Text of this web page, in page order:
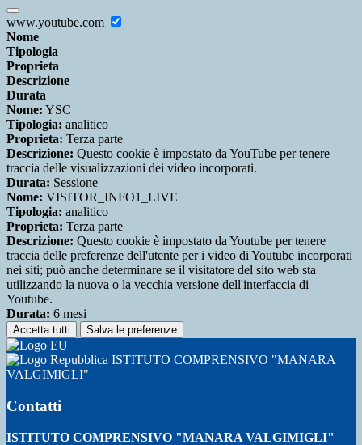
www.youtube.com
Nome
Tipologia
Proprieta
Descrizione
Durata
Nome: YSC
Tipologia: analitico
Proprieta: Terza parte
Descrizione: Questo cookie è impostato da YouTube per tenere
traccia delle visualizzazioni dei video incorporati.
Durata: Sessione
Nome: VISITOR_INFO1_LIVE
Tipologia: analitico
Proprieta: Terza parte
Descrizione: Questo cookie è impostato da Youtube per tenere
traccia delle preferenze dell'utente per i video di Youtube incorporati
nei siti; può anche determinare se il visitatore del sito web sta
utilizzando la nuova o la vecchia versione dell'interfaccia di
Youtube.
Durata: 6 mesi
Accetta tutti Salva le preferenze
ISTITUTO COMPRENSIVO "MANARA
VALGIMIGLI"
Contatti
ISTITUTO COMPRENSIVO "MANARA VALGIMIGLI"